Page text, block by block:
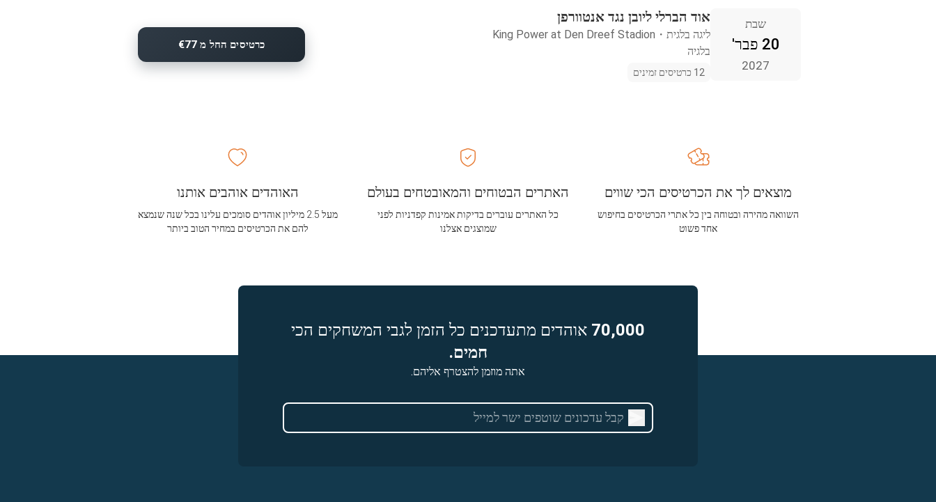
שבת
20 פבר'
2027
אוד הברלי ליובן נגד אנטוורפן
ליגה בלגית ・
King Power at Den Dreef Stadion
בלגיה
12 כרטיסים זמינים
כרטיסים החל מ €77
האתרים הבטוחים והמאובטחים בעולם
כל האתרים עוברים בדיקות אמינות קפדניות לפני
שמוצגים אצלנו
מוצאים לך את הכרטיסים הכי שווים
השוואה מהירה ובטוחה בין כל אתרי הכרטיסים בחיפוש
אחד פשוט
האוהדים אוהבים אותנו
מעל 2.5 מיליון אוהדים סומכים עלינו בכל שנה שנמצא
להם את הכרטיסים במחיר הטוב ביותר
70,000 אוהדים מתעדכנים כל הזמן לגבי המשחקים הכי
חמים.
אתה מוזמן להצטרף אליהם.